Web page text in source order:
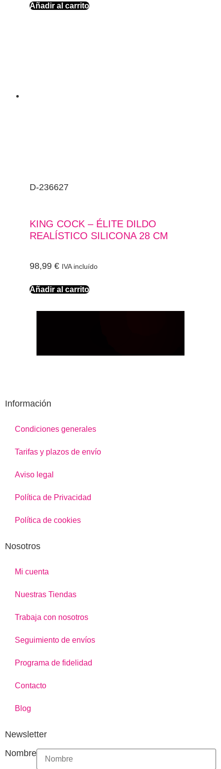
Añadir al carrito
D-236627
KING COCK – ÉLITE DILDO
REALÍSTICO SILICONA 28 CM
98,99 € IVA incluído
Añadir al carrito
Información
Condiciones generales
Tarifas y plazos de envío
Aviso legal
Política de Privacidad
Política de cookies
Nosotros
Mi cuenta
Nuestras Tiendas
Trabaja con nosotros
Seguimiento de envíos
Programa de fidelidad
Contacto
Blog
Newsletter
Nombre